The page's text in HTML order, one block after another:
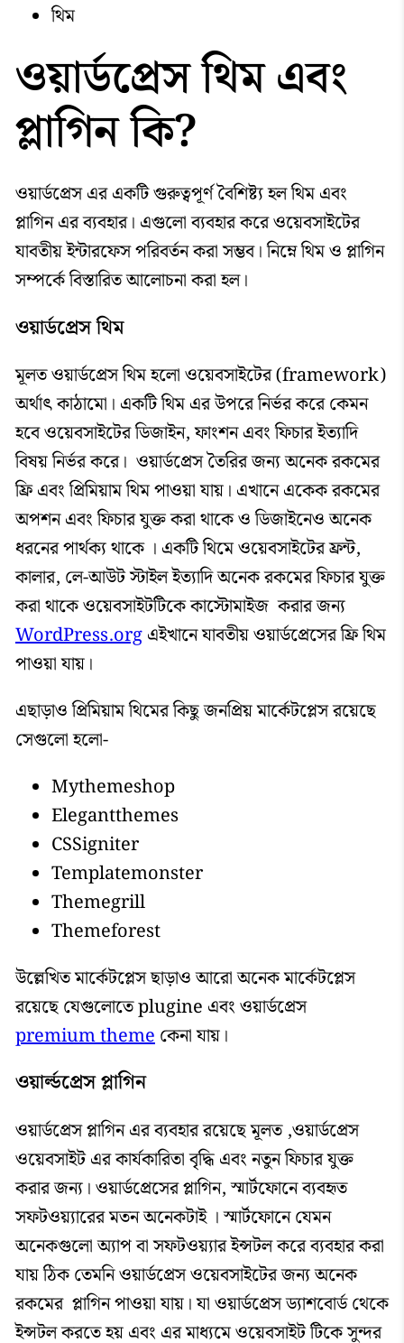
থিম
ওয়ার্ডপ্রেস থিম এবং
প্লাগিন কি?
ওয়ার্ডপ্রেস এর একটি গুরুত্বপূর্ণ বৈশিষ্ট্য হল থিম এবং
প্লাগিন এর ব্যবহার। এগুলো ব্যবহার করে ওয়েবসাইটের
যাবতীয় ইন্টারফেস পরিবর্তন করা সম্ভব। নিম্নে থিম ও প্লাগিন
সম্পর্কে বিস্তারিত আলোচনা করা হল।
ওয়ার্ডপ্রেস থিম
মূলত ওয়ার্ডপ্রেস থিম হলো ওয়েবসাইটের (framework)
অর্থাৎ কাঠামো। একটি থিম এর উপরে নির্ভর করে কেমন
হবে ওয়েবসাইটের ডিজাইন, ফাংশন এবং ফিচার ইত্যাদি
বিষয় নির্ভর করে। ওয়ার্ডপ্রেস তৈরির জন্য অনেক রকমের
ফ্রি এবং প্রিমিয়াম থিম পাওয়া যায়। এখানে একেক রকমের
অপশন এবং ফিচার যুক্ত করা থাকে ও ডিজাইনেও অনেক
ধরনের পার্থক্য থাকে । একটি থিমে ওয়েবসাইটের ফ্রন্ট,
কালার, লে-আউট স্টাইল ইত্যাদি অনেক রকমের ফিচার যুক্ত
করা থাকে ওয়েবসাইটটিকে কাস্টোমাইজ করার জন্য
WordPress.orgএইখানে যাবতীয় ওয়ার্ডপ্রেসের ফ্রি থিম
পাওয়া যায়।
এছাড়াও প্রিমিয়াম থিমের কিছু জনপ্রিয় মার্কেটপ্লেস রয়েছে
সেগুলো হলো-
Mythemeshop
Elegantthemes
CSSigniter
Templatemonster
Themegrill
Themeforest
উল্লেখিত মার্কেটপ্লেস ছাড়াও আরো অনেক মার্কেটপ্লেস
রয়েছে যেগুলোতে plugine এবং ওয়ার্ডপ্রেস
premium themeকেনা যায়।
ওয়ার্ল্ডপ্রেস প্লাগিন
ওয়ার্ডপ্রেস প্লাগিন এর ব্যবহার রয়েছে মূলত ,ওয়ার্ডপ্রেস
ওয়েবসাইট এর কার্যকারিতা বৃদ্ধি এবং নতুন ফিচার যুক্ত
করার জন্য। ওয়ার্ডপ্রেসের প্লাগিন, স্মার্টফোনে ব্যবহৃত
সফটওয়্যারের মতন অনেকটাই । স্মার্টফোনে যেমন
অনেকগুলো অ্যাপ বা সফটওয়্যার ইন্সটল করে ব্যবহার করা
যায় ঠিক তেমনি ওয়ার্ডপ্রেস ওয়েবসাইটের জন্য অনেক
রকমের প্লাগিন পাওয়া যায়। যা ওয়ার্ডপ্রেস ড্যাশবোর্ড থেকে
ইন্সটল করতে হয় এবং এর মাধ্যমে ওয়েবসাইট টিকে সুন্দর